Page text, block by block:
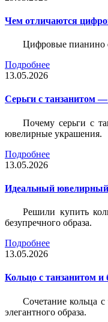
Чем отличаются
Цифровые пианино
Подробнее
13.05.2026
Серьги с танзанитом
Почему серьги с
ювелирные украшения.
Подробнее
13.05.2026
Идеальный ювелирный
Решили купить
безупречного образа.
Подробнее
13.05.2026
Кольцо с танзанитом
Сочетание кольца
элегантного образа.